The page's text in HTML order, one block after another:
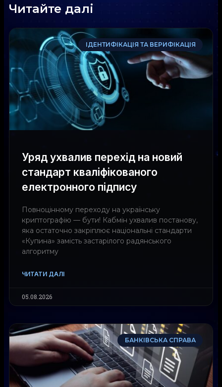
Читайте далі
ІДЕНТИФІКАЦІЯ ТА ВЕРИФІКАЦІЯ
Уряд ухвалив перехід на новий
стандарт кваліфікованого
електронного підпису
Повноцінному переходу на українську
криптографію — бути! Кабмін ухвалив постанову,
яка остаточно закріплює національні стандарти
«Купина» замість застарілого радянського
алгоритму
ЧИТАТИ ДАЛІ
05.08.2026
БАНКІВСЬКА СПРАВА